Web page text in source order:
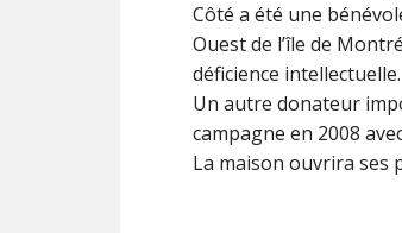
Côté a été une
Ouest de l’île de
déficience intellectuelle.
Un autre donateur
campagne en 2008
La maison ouvrira ses